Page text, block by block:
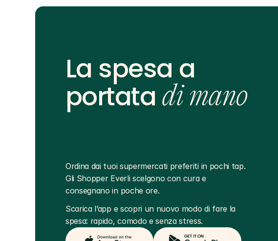
La spesa a
portata di mano
Ordina dai tuoi supermercati preferiti in pochi tap.
Gli Shopper Everli scelgono con cura e
consegnano in poche ore.
Scarica l’app e scopri un nuovo modo di fare la
spesa: rapido, comodo e senza stress.